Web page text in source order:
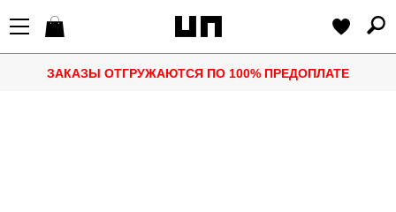
ЗАКАЗЫ ОТГРУЖАЮТСЯ ПО 100% ПРЕДОПЛАТЕ